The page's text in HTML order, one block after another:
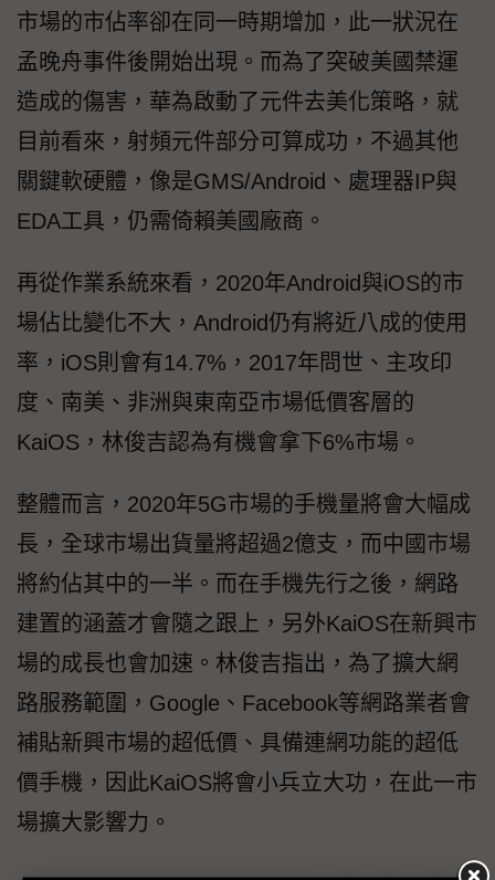
市場的市佔率卻在同一時期增加，此一狀況在
孟晚舟事件後開始出現。而為了突破美國禁運
造成的傷害，華為啟動了元件去美化策略，就
目前看來，射頻元件部分可算成功，不過其他
關鍵軟硬體，像是GMS/Android、處理器IP與
EDA工具，仍需倚賴美國廠商。
再從作業系統來看，2020年Android與iOS的市
場佔比變化不大，Android仍有將近八成的使用
率，iOS則會有14.7%，2017年問世、主攻印
度、南美、非洲與東南亞市場低價客層的
KaiOS，林俊吉認為有機會拿下6%市場。
整體而言，2020年5G市場的手機量將會大幅成
長，全球市場出貨量將超過2億支，而中國市場
將約佔其中的一半。而在手機先行之後，網路
建置的涵蓋才會隨之跟上，另外KaiOS在新興市
場的成長也會加速。林俊吉指出，為了擴大網
路服務範圍，Google、Facebook等網路業者會
補貼新興市場的超低價、具備連網功能的超低
價手機，因此KaiOS將會小兵立大功，在此一市
場擴大影響力。